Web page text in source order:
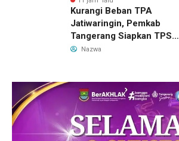
Kurangi Beban TPA
Jatiwaringin, Pemkab
Tangerang Siapkan TPS3R
Baru di Tigaraksa
Nazwa